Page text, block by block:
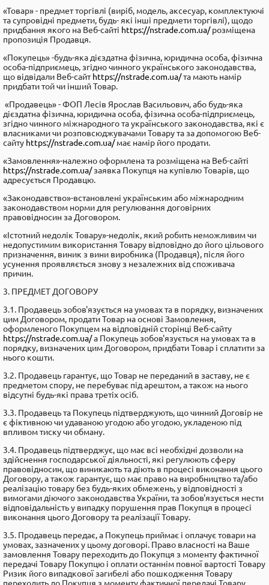
«Товар» - предмет торгівлі (виріб, модель, аксесуар, комплектуючі
та супровідні предмети, будь- які інші предмети торгівлі), щодо
придбання якого на Веб-сайті https://nstrade.com.ua/розміщена
пропозиція Продавця.
«Покупець» -будь-яка дієздатна фізична, юридична особа, фізична
особа-підприємець, згідно чинного українського законодавства,
що відвідали Веб-сайтhttps://nstrade.com.ua/та мають намір
придбати той чи інший Товар.
«Продавець» - ФОП Лесів Ярослав Васильович, або будь-яка
дієздатна фізична, юридична особа, фізична особа-підприємець,
згідно чинного міжнародного та українського законодавства, які є
власниками чи розповсюджувачами Товару та за допомогою Веб-
сайту https://nstrade.com.ua/має намір його продати.
«Замовлення»-належно оформлена та розміщена на Веб-сайті
https://nstrade.com.ua/заявка Покупця на купівлю Товарів, що
адресується Продавцю.
«Законодавство»-встановлені українським або міжнародним
законодавством норми для регулювання договірних
правовідносин за Договором.
«Iстотний недолік Товару»-недолік, який робить неможливим чи
недопустимим використання Товару відповідно до його цільового
призначення, виник з вини виробника (Продавця), після його
усунення проявляється знову з незалежних від споживача
причин.
3. ПРЕДМЕТ ДОГОВОРУ
3.1. Продавець зобов'язується на умовах та в порядку, визначених
цим Договором, продати Товар на основі Замовлення,
оформленого Покупцем на відповідній сторінці Веб-сайту
https://nstrade.com.ua/a Покупець зобов'язується на умовах та в
порядку, визначених цим Договором, придбати Товар і сплатити за
нього кошти.
3.2. Продавець гарантує, що Товар не переданий в заставу, не є
предметом спору, не перебуває під арештом, а також на нього
відсутні будь-які права третіх осіб.
3.3. Продавець та Покупець підтверджують, що чинний Договір не
є фіктивною чи удаваною угодою або угодою, укладеною під
впливом тиску чи обману.
3.4. Продавець підтверджує, що має всі необхідні дозволи на
здійснення господарської діяльності, які регулюють сферу
правовідносин, що виникають та діють в процесі виконання цього
Договору, а також гарантує, що має право на виробництво та/або
реалізацію товару без будь-яких обмежень, у відповідності з
вимогами діючого законодавства України, та зобов'язується нести
відповідальність у випадку порушення прав Покупця в процесі
виконання цього Договору та pеалізації Товару.
3.5. Продавець передає, а Покупець приймає і оплачує товари на
умовах, зазначених у цьому договорі. Право власності на Ваше
замовлення Товару переходить до Покупця з моменту фактичної
передачі Товару Покупцю і оплати останнім повної вартості Товару
Ризик його випадкової загибелі або пошкодження Товару